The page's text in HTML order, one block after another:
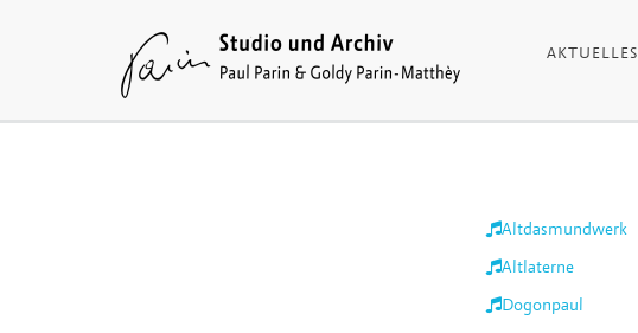
AKTUELLES
Altdasmundwerk
Altlaterne
Dogonpaul